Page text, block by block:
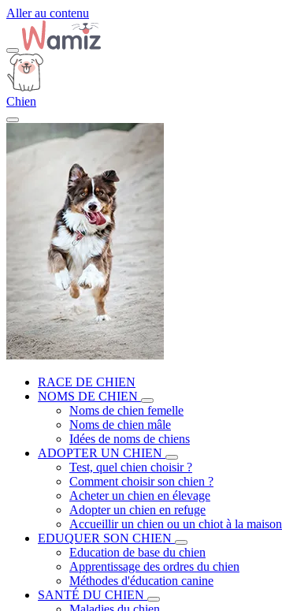
Aller au contenu
Chien
RACE DE CHIEN
NOMS DE CHIEN
Noms de chien femelle
Noms de chien mâle
Idées de noms de chiens
ADOPTER UN CHIEN
Test, quel chien choisir ?
Comment choisir son chien ?
Acheter un chien en élevage
Adopter un chien en refuge
Accueillir un chien ou un chiot à la maison
EDUQUER SON CHIEN
Education de base du chien
Apprentissage des ordres du chien
Méthodes d'éducation canine
SANTÉ DU CHIEN